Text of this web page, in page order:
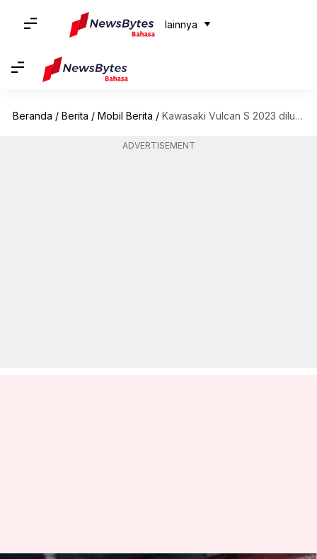
lainnya
Beranda / Berita / Mobil Berita / Kawasaki Vulcan S 2023 diluncurkan di India: Inilah harga dan fiturnya
ADVERTISEMENT